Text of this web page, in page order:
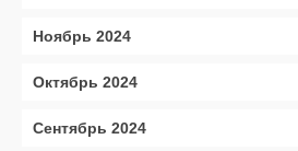
Ноябрь 2024
Октябрь 2024
Сентябрь 2024